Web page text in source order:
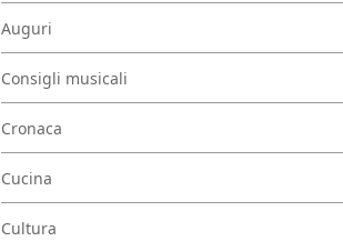
Auguri
Consigli musicali
Cronaca
Cucina
Cultura